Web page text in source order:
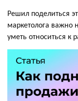
Решил поделиться
маркетолога важно
уметь относиться